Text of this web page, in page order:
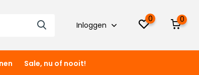
Inloggen
0 0
Sale, nu of nooit!